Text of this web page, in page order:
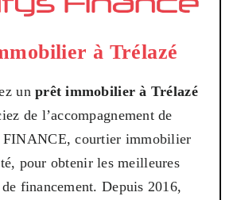
à Trélazé
unprêt immobilier à Trélazé
de l’accompagnement de
FINANCE, courtier immobilier
pour obtenir les meilleures
financement. Depuis 2016,